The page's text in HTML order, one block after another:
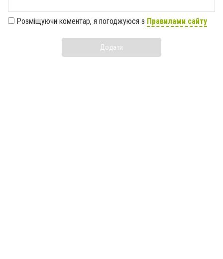
Розміщуючи коментар, я погоджуюся з Правилами сайту
Додати